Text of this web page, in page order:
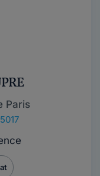
Paris